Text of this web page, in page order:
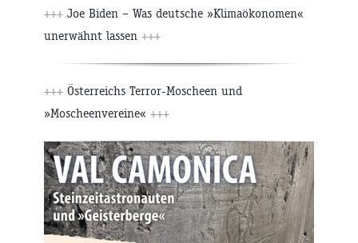
+++ Joe Biden – Was deutsche »Klimaökonomen«
unerwähnt lassen +++
+++ Österreichs Terror-Moscheen und
»Moscheenvereine« +++